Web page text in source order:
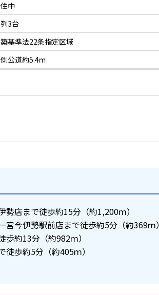
中
3台
基準法22条指定区域
公道約5.4ｍ
店まで徒歩約15分（約1,200ｍ）
今伊勢駅前店まで徒歩約5分（約369ｍ）
約13分（約982ｍ）
歩約5分（約405ｍ）